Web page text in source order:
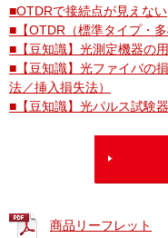
■OTDRで接続点が見えない
■【OTDR（標準タイプ・
■【豆知識】光測定機器の
■【豆知識】光ファイバの
法／挿入損失法）
■【豆知識】光パルス試験
商品リーフレット